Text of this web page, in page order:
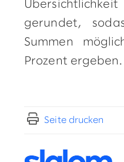
gerundet,
Summen
Prozent ergeben.
Seite drucken